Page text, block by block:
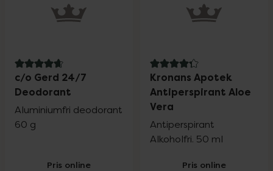
4.8 av 5 i omdöme
c/o Gerd 24/7
Deodorant
Aluminiumfri deodorant
60 g
Pris online
4.3 av 5 i omdöme
Kronans Apotek
Antiperspirant Aloe
Vera
Antiperspirant
Alkoholfri. 50 ml
Pris online